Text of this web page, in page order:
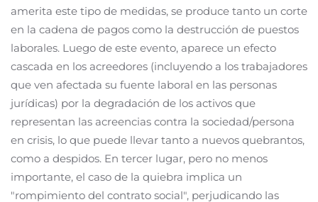
amerita este tipo de medidas, se produce tanto un corte
en la cadena de pagos como la destrucción de puestos
laborales. Luego de este evento, aparece un efecto
cascada en los acreedores (incluyendo a los trabajadores
que ven afectada su fuente laboral en las personas
jurídicas) por la degradación de los activos que
representan las acreencias contra la sociedad/persona
en crisis, lo que puede llevar tanto a nuevos quebrantos,
como a despidos. En tercer lugar, pero no menos
importante, el caso de la quiebra implica un
"rompimiento del contrato social", perjudicando las